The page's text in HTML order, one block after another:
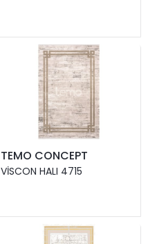
TEMO CONCEPT
VISCON HALI 4715